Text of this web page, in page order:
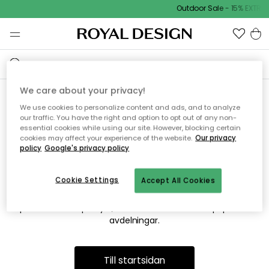
Outdoor Sale - 15%
Vi hittar tyvärr inte sidan du
söker
Detta kan bero på att sidan inte längre finns eller att den har
flyttats. Vi ber om ursäkt för besväret. I menyn ovan kan du
prova att söka på nytt, eller besöka en av våra populära
avdelningar.
Till startsidan
We care about your privacy!
We use cookies to personalize content and ads, and to analyze
our traffic. You have the right and option to opt out of any non-
essential cookies while using our site. However, blocking certain
cookies may affect your experience of the website. Our privacy
policy Google's privacy policy
Accept All Cookies
Cookie Settings